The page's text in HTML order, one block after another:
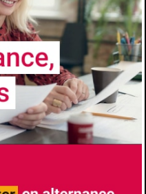
formation chez
accrue
Universitaires